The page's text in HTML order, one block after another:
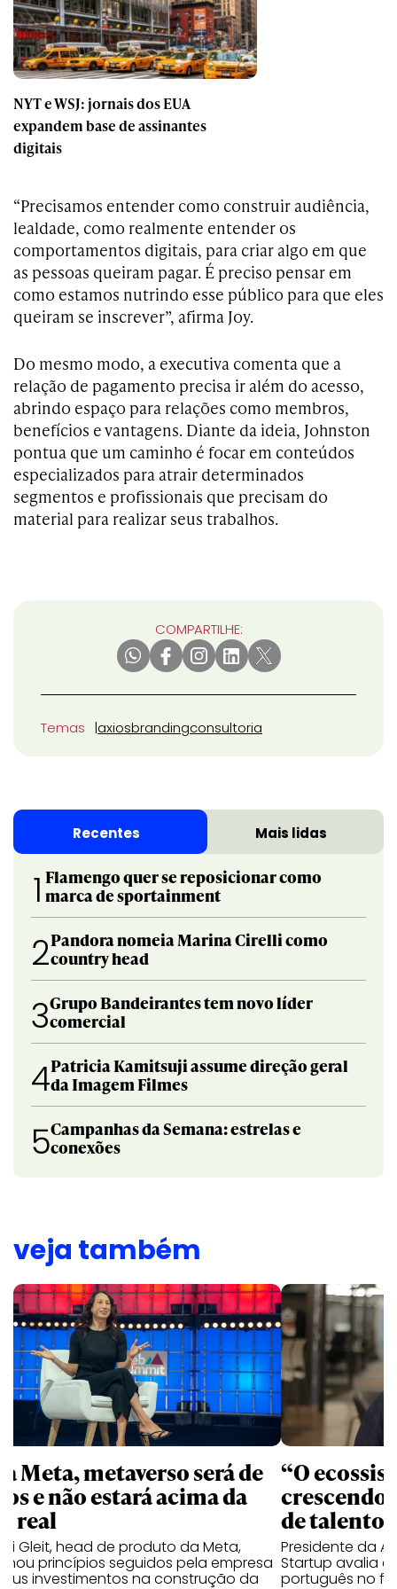
NYT e WSJ: jornais dos EUA
expandem base de assinantes
digitais
“Precisamos entender como construir audiência,
lealdade, como realmente entender os
comportamentos digitais, para criar algo em que
as pessoas queiram pagar. É preciso pensar em
como estamos nutrindo esse público para que eles
queiram se inscrever”, afirma Joy.
Do mesmo modo, a executiva comenta que a
relação de pagamento precisa ir além do acesso,
abrindo espaço para relações como membros,
benefícios e vantagens. Diante da ideia, Johnston
pontua que um caminho é focar em conteúdos
especializados para atrair determinados
segmentos e profissionais que precisam do
material para realizar seus trabalhos.
COMPARTILHE:
Temas axiosbrandingconsultoria
Recentes Mais lidas
1 Flamengo quer se reposicionar como
marca de sportainment
2Pandora nomeia Marina Cirelli como
country head
3Grupo Bandeirantes tem novo líder
comercial
4Patricia Kamitsuji assume direção geral
da Imagem Filmes
5Campanhas da Semana: estrelas e
conexões
veja também
Meta, metaverso será de
e não estará acima da
real
Gleit, head de produto da Meta,
princípios seguidos pela empresa
investimentos na construção da
“O
crescendo
de
Presidente da
Startup avalia
português no